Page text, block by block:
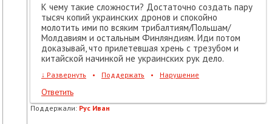
К чему такие сложности? Достаточно создать пару
тысяч копий украинских дронов и спокойно
молотить ими по всяким трибалтиям/Польшам/
Молдавиям и остальным Финляндиям. Иди потом
доказывай, что прилетевшая хрень с трезубом и
китайской начинкой не украинских рук дело.
↓ Развернуть • Поддержать • Нарушение
Ответить
Поддержали: Рус Иван